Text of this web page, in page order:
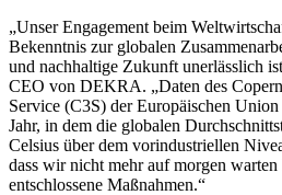
„Unser Engagement beim
Bekenntnis zur globalen
und nachhaltige Zukunft unerlässlich
CEO von DEKRA. „Daten des
Service (C3S) der Europäischen
Jahr, in dem die globalen
Celsius über dem vorindustriellen
dass wir nicht mehr auf morgen
entschlossene Maßnahmen.“